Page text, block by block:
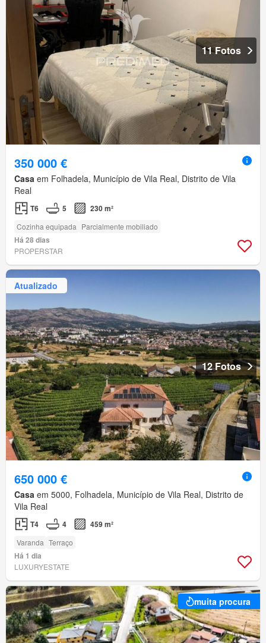
11 Fotos
350 000 €
Casa em Folhadela, Município de Vila Real, Distrito de Vila
Real
T6 5 230 m²
Cozinha equipada Parcialmente mobiliado
Há 28 dias
PROPERSTAR
Atualizado
12 Fotos
650 000 €
Casa em 5000, Folhadela, Município de Vila Real, Distrito de
Vila Real
T4 4 459 m²
Varanda Terraço
Há 1 dia
LUXURYESTATE
muita procura